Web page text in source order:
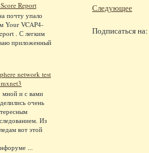
Report
почту упало
Your VCAP4-
. С легким
приложенный
network test
мной и с вами
очень
Из
вот этой
...
Следующее
Подписаться на: